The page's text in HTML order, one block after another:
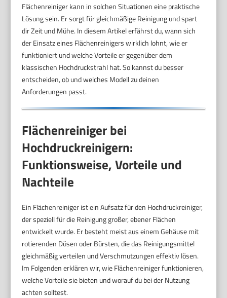
Flächenreiniger kann in solchen Situationen eine praktische
Lösung sein. Er sorgt für gleichmäßige Reinigung und spart
dir Zeit und Mühe. In diesem Artikel erfährst du, wann sich
der Einsatz eines Flächenreinigers wirklich lohnt, wie er
funktioniert und welche Vorteile er gegenüber dem
klassischen Hochdruckstrahl hat. So kannst du besser
entscheiden, ob und welches Modell zu deinen
Anforderungen passt.
Flächenreiniger bei
Hochdruckreinigern:
Funktionsweise, Vorteile und
Nachteile
Ein Flächenreiniger ist ein Aufsatz für den Hochdruckreiniger,
der speziell für die Reinigung großer, ebener Flächen
entwickelt wurde. Er besteht meist aus einem Gehäuse mit
rotierenden Düsen oder Bürsten, die das Reinigungsmittel
gleichmäßig verteilen und Verschmutzungen effektiv lösen.
Im Folgenden erklären wir, wie Flächenreiniger funktionieren,
welche Vorteile sie bieten und worauf du bei der Nutzung
achten solltest.